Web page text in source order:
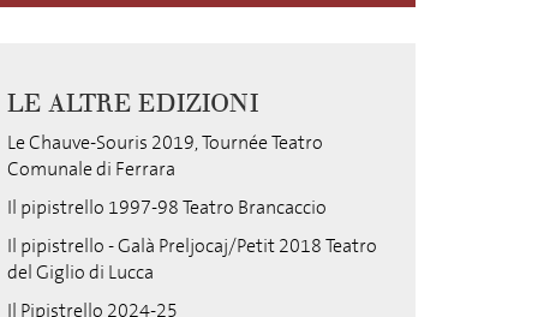
LE ALTRE EDIZIONI
Le Chauve-Souris 2019, Tournée Teatro
Comunale di Ferrara
Il pipistrello 1997-98 Teatro Brancaccio
Il pipistrello - Galà Preljocaj/Petit 2018 Teatro
del Giglio di Lucca
Il Pipistrello 2024-25